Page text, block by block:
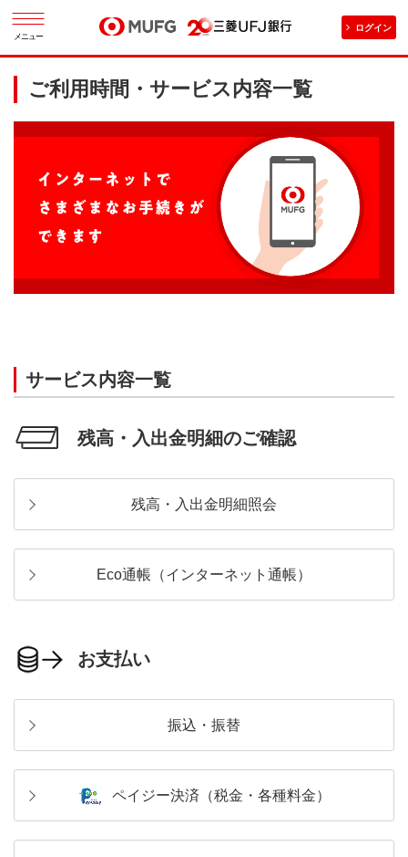
メニュー
ログイン
ご利用時間・サービス内容一覧
サービス内容一覧
残高・入出金明細のご確認
残高・入出金明細照会
Eco通帳（インターネット通帳）
お支払い
振込・振替
ペイジー決済（税金・各種料金）